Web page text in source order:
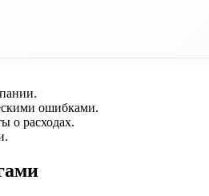
ошибками.
о расходах.